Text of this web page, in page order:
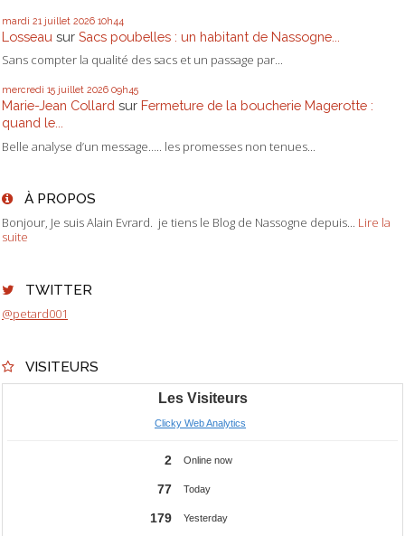
mardi 21 juillet 2026 10h44
Losseau sur Sacs poubelles : un habitant de Nassogne...
Sans compter la qualité des sacs et un passage par...
mercredi 15 juillet 2026 09h45
Marie-Jean Collard sur Fermeture de la boucherie Magerotte :
quand le...
Belle analyse d’un message….. les promesses non tenues...
À PROPOS
Bonjour, Je suis Alain Evrard. je tiens le Blog de Nassogne depuis... Lire la
suite
TWITTER
@petard001
VISITEURS